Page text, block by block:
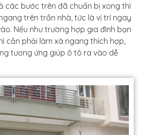
các bước trên đã chuẩn bị xong thì
trên trần nhà, tức là vị trí ngay
Nếu như trường hợp gia đình bạn
cần phải làm xà ngang thích hợp,
tương ứng giúp ô tô ra vào dễ